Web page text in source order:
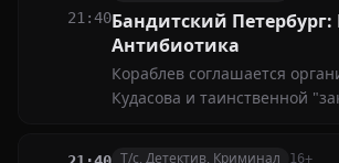
Черепу любой ценой достать
милиции...
21:40Бандитский Петербург:
Антибиотика
Кораблев соглашается
Кудасова и таинственной
Т/с, Детектив, Криминал 16+